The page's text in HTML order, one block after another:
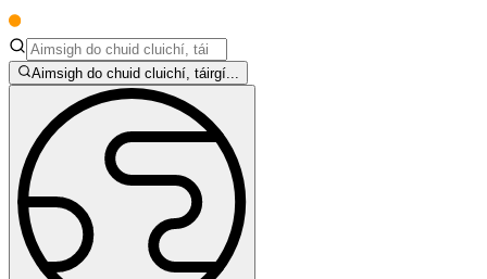
Aimsigh do chuid cluichí, táirgí...